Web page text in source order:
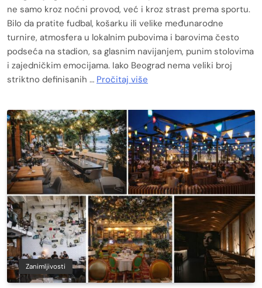
ne samo kroz noćni provod, već i kroz strast prema sportu.
Bilo da pratite fudbal, košarku ili velike međunarodne
turnire, atmosfera u lokalnim pubovima i barovima često
podseća na stadion, sa glasnim navijanjem, punim stolovima
i zajedničkim emocijama. Iako Beograd nema veliki broj
striktno definisanih … Pročitaj više
Zanimljivosti